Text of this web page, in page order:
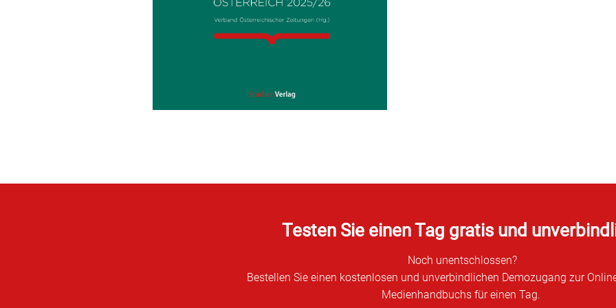
Testen Sie einen Tag gratis und
Noch unentschlossen?
Bestellen Sie einen kostenlosen und unverbindlichen Demozugang zur
Medienhandbuchs für einen Tag.